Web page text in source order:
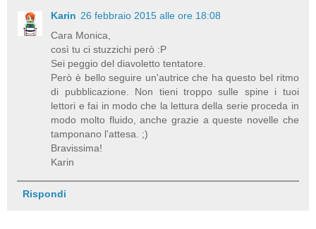
Karin 26 febbraio 2015 alle ore 18:08
Cara Monica,
così tu ci stuzzichi però :P
Sei peggio del diavoletto tentatore.
Però è bello seguire un'autrice che ha questo bel ritmo
di pubblicazione. Non tieni troppo sulle spine i tuoi
lettori e fai in modo che la lettura della serie proceda in
modo molto fluido, anche grazie a queste novelle che
tamponano l'attesa. ;)
Bravissima!
Karin
Rispondi